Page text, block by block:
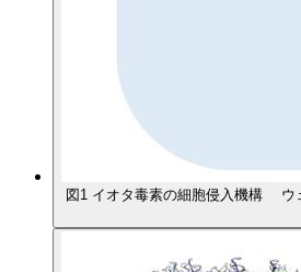
図1 イオタ毒素の細胞侵入機構 ウ